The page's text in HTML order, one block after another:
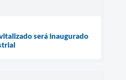
será inaugurado